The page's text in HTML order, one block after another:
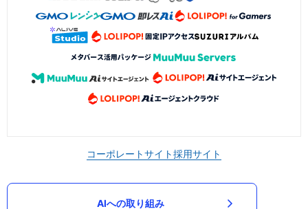
コーポレートサイト採用サイト
AIへの取り組み